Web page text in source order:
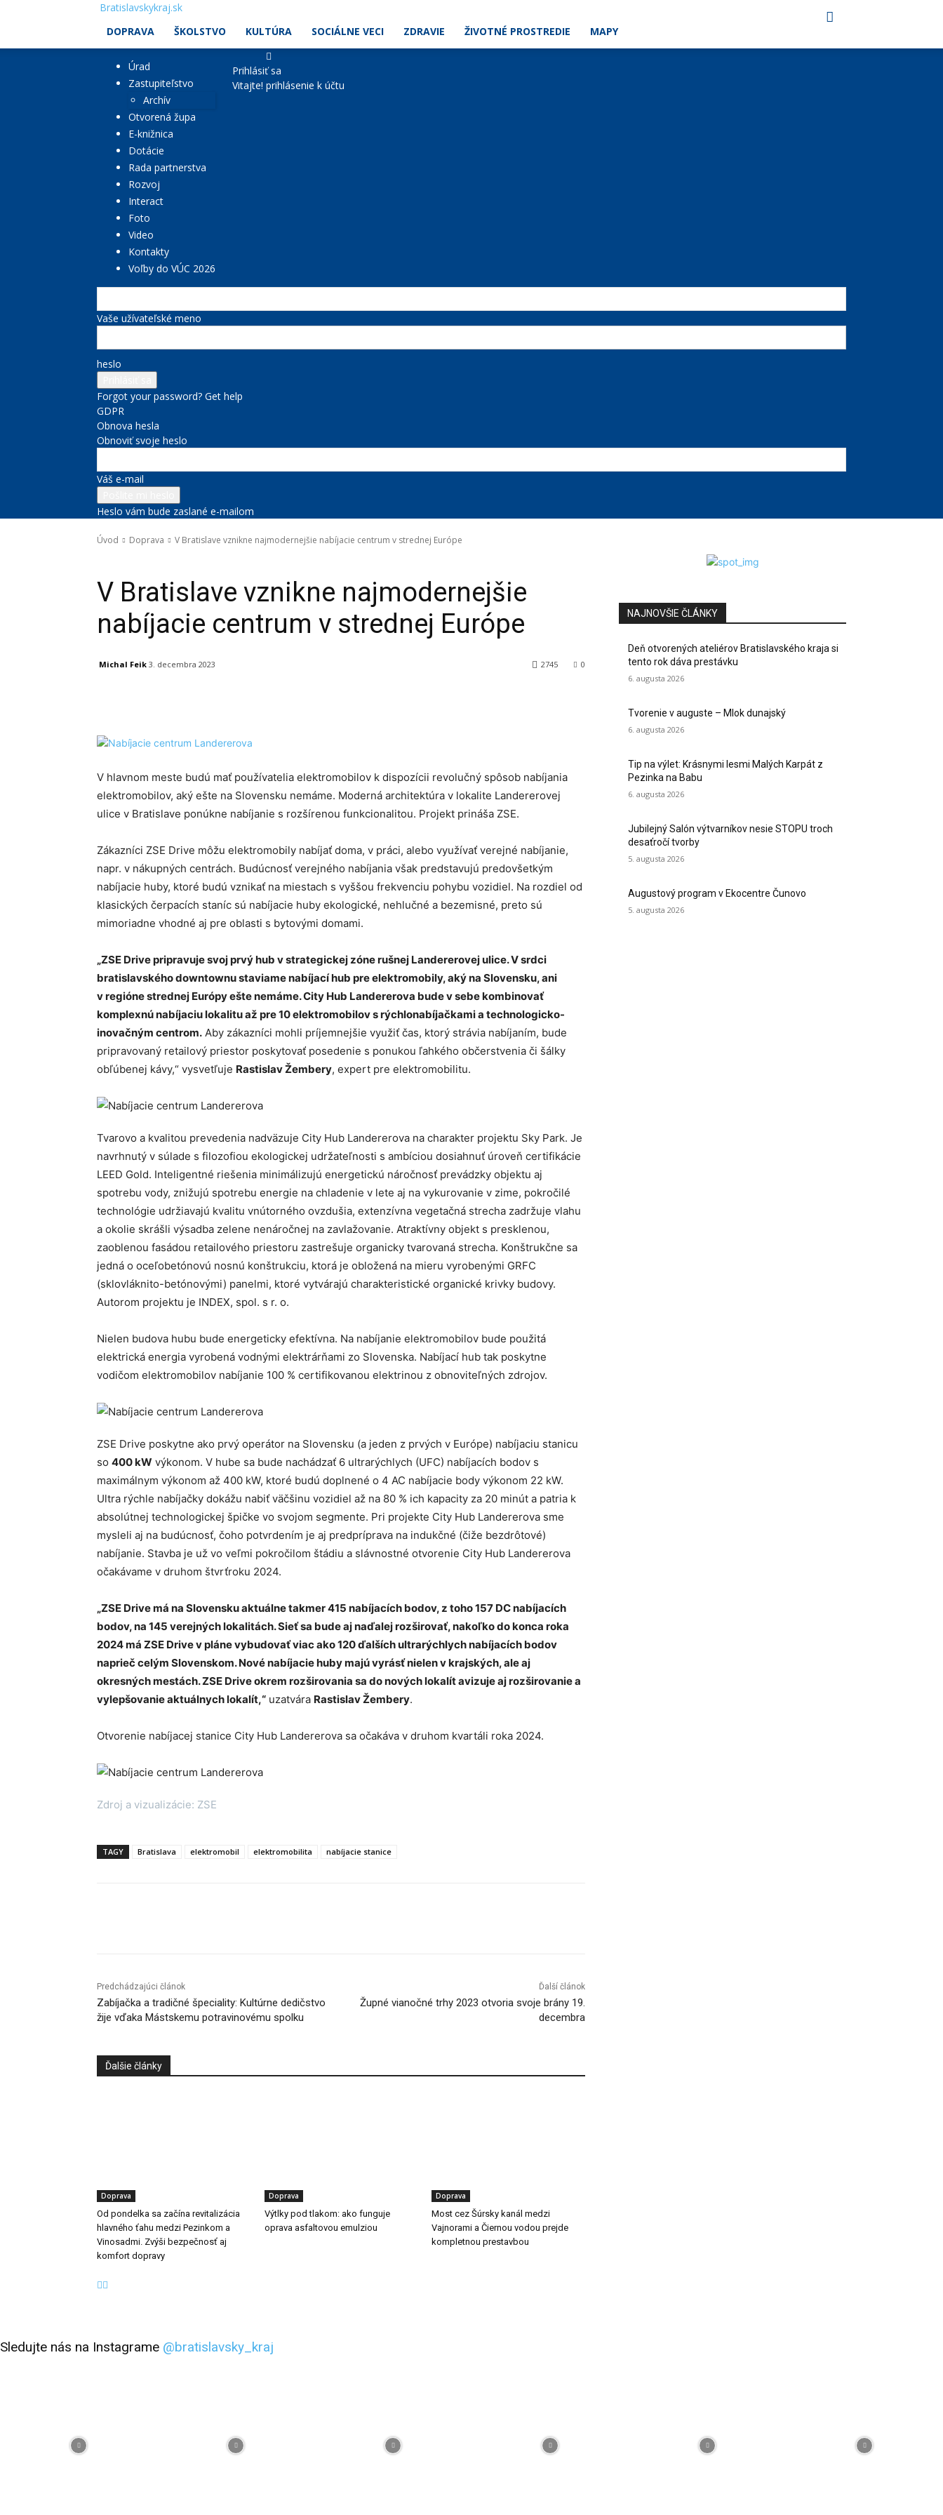
Bratislavskykraj.sk
DOPRAVA
ŠKOLSTVO KULTÚRA SOCIÁLNE VECI ZDRAVIE ŽIVOTNÉ PROSTREDIE MAPY
Úrad
Zastupiteľstvo
Archív
Otvorená župa
E-knižnica
Dotácie
Rada partnerstva
Rozvoj
Interact
Foto
Video
Kontakty
Voľby do VÚC 2026
Prihlásiť sa
Vitajte! prihlásenie k účtu
Vaše užívateľské meno
heslo
Forgot your password? Get help
GDPR
Obnova hesla
Obnoviť svoje heslo
Váš e-mail
Heslo vám bude zaslané e-mailom
Úvod Doprava V Bratislave vznikne najmodernejšie nabíjacie centrum v strednej Európe
V Bratislave vznikne najmodernejšie
nabíjacie centrum v strednej Európe
Michal Feik 3. decembra 2023 0
2745
V hlavnom meste budú mať používatelia elektromobilov k dispozícii revolučný spôsob nabíjania
elektromobilov, aký ešte na Slovensku nemáme. Moderná architektúra v lokalite Landererovej
ulice v Bratislave ponúkne nabíjanie s rozšírenou funkcionalitou. Projekt prináša ZSE.
Zákazníci ZSE Drive môžu elektromobily nabíjať doma, v práci, alebo využívať verejné nabíjanie,
napr. v nákupných centrách. Budúcnosť verejného nabíjania však predstavujú predovšetkým
nabíjacie huby, ktoré budú vznikať na miestach s vyššou frekvenciu pohybu vozidiel. Na rozdiel od
klasických čerpacích staníc sú nabíjacie huby ekologické, nehlučné a bezemisné, preto sú
mimoriadne vhodné aj pre oblasti s bytovými domami.
„ZSE Drive pripravuje svoj prvý hub v strategickej zóne rušnej Landererovej ulice. V srdci
bratislavského downtownu staviame nabíjací hub pre elektromobily, aký na Slovensku, ani
v regióne strednej Európy ešte nemáme. City Hub Landererova bude v sebe kombinovať
komplexnú nabíjaciu lokalitu až pre 10 elektromobilov s rýchlonabíjačkami a technologicko-
inovačným centrom. Aby zákazníci mohli príjemnejšie využiť čas, ktorý strávia nabíjaním, bude
pripravovaný retailový priestor poskytovať posedenie s ponukou ľahkého občerstvenia či šálky
obľúbenej kávy,“ vysvetľuje Rastislav Žembery, expert pre elektromobilitu.
Tvarovo a kvalitou prevedenia nadväzuje City Hub Landererova na charakter projektu Sky Park. Je
navrhnutý v súlade s filozofiou ekologickej udržateľnosti s ambíciou dosiahnuť úroveň certifikácie
LEED Gold. Inteligentné riešenia minimálizujú energetickú náročnosť prevádzky objektu aj
spotrebu vody, znižujú spotrebu energie na chladenie v lete aj na vykurovanie v zime, pokročilé
technológie udržiavajú kvalitu vnútorného ovzdušia, extenzívna vegetačná strecha zadržuje vlahu
a okolie skrášli výsadba zelene nenáročnej na zavlažovanie. Atraktívny objekt s presklenou,
zaoblenou fasádou retailového priestoru zastrešuje organicky tvarovaná strecha. Konštrukčne sa
jedná o oceľobetónovú nosnú konštrukciu, ktorá je obložená na mieru vyrobenými GRFC
(sklovláknito-betónovými) panelmi, ktoré vytvárajú charakteristické organické krivky budovy.
Autorom projektu je INDEX, spol. s r. o.
Nielen budova hubu bude energeticky efektívna. Na nabíjanie elektromobilov bude použitá
elektrická energia vyrobená vodnými elektrárňami zo Slovenska. Nabíjací hub tak poskytne
vodičom elektromobilov nabíjanie 100 % certifikovanou elektrinou z obnoviteľných zdrojov.
ZSE Drive poskytne ako prvý operátor na Slovensku (a jeden z prvých v Európe) nabíjaciu stanicu
so 400 kW výkonom. V hube sa bude nachádzať 6 ultrarýchlych (UFC) nabíjacích bodov s
maximálnym výkonom až 400 kW, ktoré budú doplnené o 4 AC nabíjacie body výkonom 22 kW.
Ultra rýchle nabíjačky dokážu nabiť väčšinu vozidiel až na 80 % ich kapacity za 20 minút a patria k
absolútnej technologickej špičke vo svojom segmente. Pri projekte City Hub Landererova sme
mysleli aj na budúcnosť, čoho potvrdením je aj predpríprava na indukčné (čiže bezdrôtové)
nabíjanie. Stavba je už vo veľmi pokročilom štádiu a slávnostné otvorenie City Hub Landererova
očakávame v druhom štvrťroku 2024.
„ZSE Drive má na Slovensku aktuálne takmer 415 nabíjacích bodov, z toho 157 DC nabíjacích
bodov, na 145 verejných lokalitách. Sieť sa bude aj naďalej rozširovať, nakoľko do konca roka
2024 má ZSE Drive v pláne vybudovať viac ako 120 ďalších ultrarýchlych nabíjacích bodov
naprieč celým Slovenskom. Nové nabíjacie huby majú vyrásť nielen v krajských, ale aj
okresných mestách. ZSE Drive okrem rozširovania sa do nových lokalít avizuje aj rozširovanie a
vylepšovanie aktuálnych lokalít,“ uzatvára Rastislav Žembery.
Otvorenie nabíjacej stanice City Hub Landererova sa očakáva v druhom kvartáli roka 2024.
Zdroj a vizualizácie: ZSE
TAGY Bratislava elektromobil elektromobilita nabíjacie stanice
Predchádzajúci článok
Zabíjačka a tradičné špeciality: Kultúrne dedičstvo
žije vďaka Mástskemu potravinovému spolku
Ďalší článok
Župné vianočné trhy 2023 otvoria svoje brány 19.
decembra
Ďalšie články
Doprava
Od pondelka sa začína revitalizácia
hlavného ťahu medzi Pezinkom a
Vinosadmi. Zvýši bezpečnosť aj
komfort dopravy
Doprava
Výtlky pod tlakom: ako funguje
oprava asfaltovou emulziou
Doprava
Most cez Šúrsky kanál medzi
Vajnorami a Čiernou vodou prejde
kompletnou prestavbou
NAJNOVŠIE ČLÁNKY
Deň otvorených ateliérov Bratislavského kraja si
tento rok dáva prestávku
6. augusta 2026
Tvorenie v auguste – Mlok dunajský
6. augusta 2026
Tip na výlet: Krásnymi lesmi Malých Karpát z
Pezinka na Babu
6. augusta 2026
Jubilejný Salón výtvarníkov nesie STOPU troch
desaťročí tvorby
5. augusta 2026
Augustový program v Ekocentre Čunovo
5. augusta 2026
Sledujte nás na Instagrame @bratislavsky_kraj